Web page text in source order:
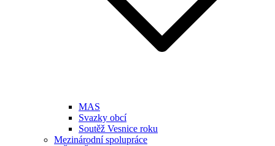
MAS
Svazky obcí
Soutěž Vesnice roku
Mezinárodní spolupráce